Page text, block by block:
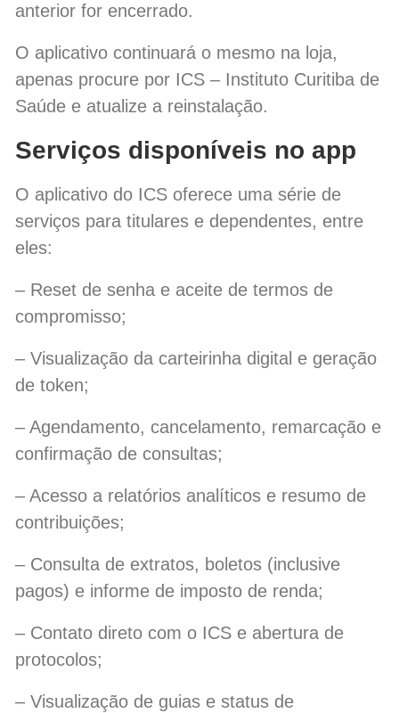
anterior for encerrado.
O aplicativo continuará o mesmo na loja,
apenas procure por ICS – Instituto Curitiba de
Saúde e atualize a reinstalação.
Serviços disponíveis no app
O aplicativo do ICS oferece uma série de
serviços para titulares e dependentes, entre
eles:
– Reset de senha e aceite de termos de
compromisso;
– Visualização da carteirinha digital e geração
de token;
– Agendamento, cancelamento, remarcação e
confirmação de consultas;
– Acesso a relatórios analíticos e resumo de
contribuições;
– Consulta de extratos, boletos (inclusive
pagos) e informe de imposto de renda;
– Contato direto com o ICS e abertura de
protocolos;
– Visualização de guias e status de